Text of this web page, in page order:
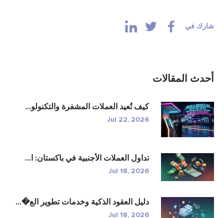
شارك في
أحدث المقالات
كيف تُعيد العملات المشفرة والتكنولو...
Jul 22, 2026
تداول العملات الأجنبية في باكستان: ا...
Jul 18, 2026
دليل العقود الذكية وخدمات تطوير الع�...
Jul 18, 2026